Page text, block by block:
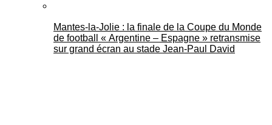
Mantes-la-Jolie : la finale de la Coupe du Monde
de football « Argentine – Espagne » retransmise
sur grand écran au stade Jean-Paul David